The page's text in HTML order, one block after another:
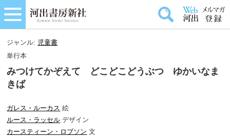
ジャンル: 児童書
単行本
みつけてかぞえて どこどこどうぶつ ゆかいなま
きば
ガレス・ルーカス 絵
ルース・ラッセル デザイン
カースティーン・ロブソン 文